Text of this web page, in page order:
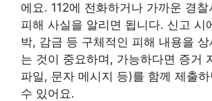
에요. 112에 전화하거나 가까운 경찰
피해 사실을 알리면 됩니다. 신고 시
박, 감금 등 구체적인 피해 내용을
는 것이 중요하며, 가능하다면 증거
파일, 문자 메시지 등)를 함께 제출
수 있어요.